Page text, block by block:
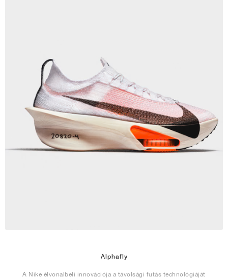
Alphafly
A Nike élvonalbeli innovációja a távolsági futás technológiáját